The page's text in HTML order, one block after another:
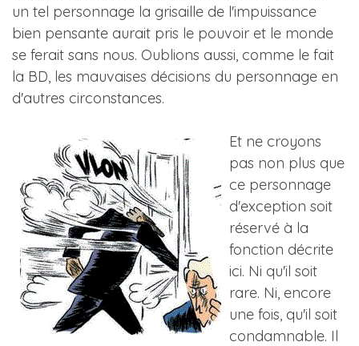
un tel personnage la grisaille de l'impuissance
bien pensante aurait pris le pouvoir et le monde
se ferait sans nous. Oublions aussi, comme le fait
la BD, les mauvaises décisions du personnage en
d'autres circonstances.
Et ne croyons
pas non plus que
ce personnage
d'exception soit
réservé à la
fonction décrite
ici. Ni qu'il soit
rare. Ni, encore
une fois, qu'il soit
condamnable. Il